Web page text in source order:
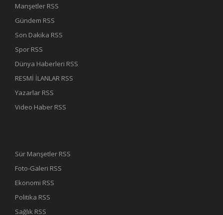
Manşetler RSS
Gündem RSS
Son Dakika RSS
Spor RSS
Dünya Haberleri RSS
RESMİ İLANLAR RSS
Yazarlar RSS
Video Haber RSS
Sür Manşetler RSS
Foto-Galeri RSS
Ekonomi RSS
Politika RSS
Sağlık RSS